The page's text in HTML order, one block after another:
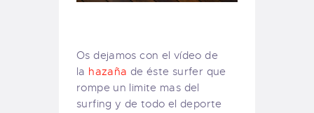
Os dejamos con el vídeo de
la hazaña de éste surfer que
rompe un limite mas del
surfing y de todo el deporte